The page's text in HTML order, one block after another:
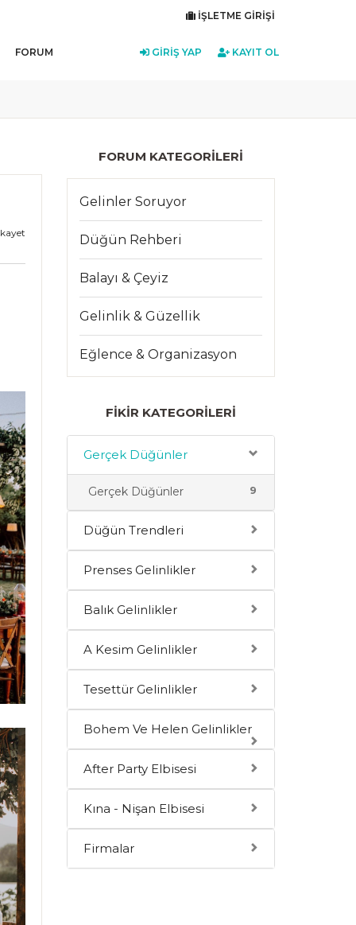
İŞLETME GIRIŞI
FORUM KAYIT OL
GIRIŞ YAP
FORUM KATEGORILERI
Gelinler Soruyor
Düğün Rehberi
Balayı & Çeyiz
Gelinlik & Güzellik
Eğlence & Organizasyon
FIKIR KATEGORILERI
Gerçek Düğünler
9
Gerçek Düğünler
Düğün Trendleri
Prenses Gelinlikler
Balık Gelinlikler
A Kesim Gelinlikler
Tesettür Gelinlikler
Bohem Ve Helen Gelinlikler
After Party Elbisesi
Kına - Nişan Elbisesi
Firmalar